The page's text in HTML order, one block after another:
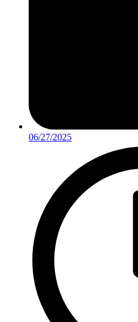
06/27/2025